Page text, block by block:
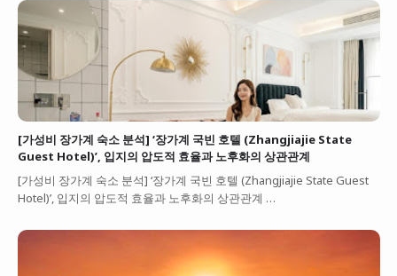
[가성비 장가계 숙소 분석] ‘장가계 국빈 호텔 (Zhangjiajie State
Guest Hotel)’, 입지의 압도적 효율과 노후화의 상관관계
[가성비 장가계 숙소 분석] ‘장가계 국빈 호텔 (Zhangjiajie State Guest
Hotel)’, 입지의 압도적 효율과 노후화의 상관관계 …